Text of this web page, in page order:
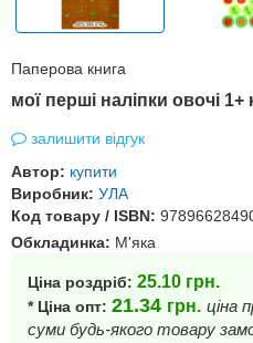
Паперова книга
мої перші наліпки овочі 1+
залишити відгук
Автор: купити
Виробник: УЛА
Код товару / ISBN:
Обкладинка: М'яка
Ціна роздріб: 25.10 грн.
* Ціна опт: 21.34 грн. ціна
суми будь-якого товару